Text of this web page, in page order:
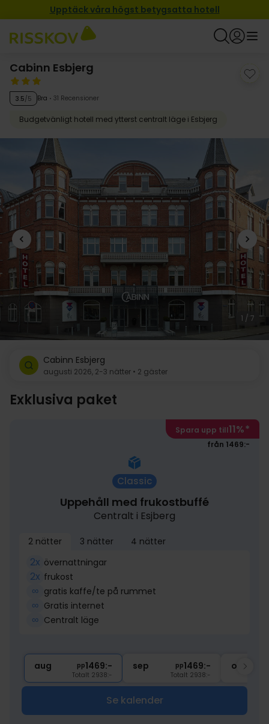
Upptäck våra högst betygsatta hotell
Cabinn Esbjerg
3.5/5 Bra 31 Recensioner
Budgetvänligt hotell med ytterst centralt läge i Esbjerg
1 / 7
Cabinn Esbjerg
augusti 2026, 2-3 nätter • 2 gäster
Exklusiva paket
Spara upp till11%*
från 1469:-
Classic
Uppehåll med frukostbuffé
Centralt i Esjberg
2 nätter 3 nätter 4 nätter
2x övernattningar
2x frukost
∞ gratis kaffe/te på rummet
∞ Gratis internet
∞ Centralt läge
aug pp1469:-
Totalt 2938:-
sep pp1469:-
Totalt 2938:-
okt
Se kalender